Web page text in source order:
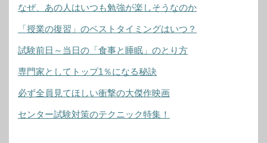
なぜ、あの人はいつも勉強が楽しそうなのか
「授業の復習」のベストタイミングはいつ？
試験前日～当日の「食事と睡眠」のとり方
専門家としてトップ1％になる秘訣
必ず全員見てほしい衝撃の大傑作映画
センター試験対策のテクニック特集！